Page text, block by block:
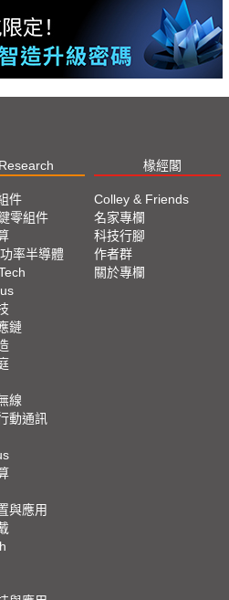
Research 椽經閣
件
零組件
率半導體
鏈
線
動通訊
與應用
Colley & Friends
名家專欄
科技行腳
作者群
關於專欄